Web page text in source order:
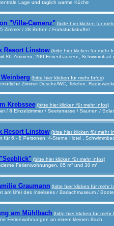
Lage und täglich warme Küche
"Villa-Camenz" (bitte hier klicken für
Zimmer / 28 Betten / Frühstücksbuffet
Resort Linstow (bitte hier klicken für mehr
86 Zimmern, 200 Ferienhäusern, Schwimmbad
Weinberg (bitte hier klicken für mehr Infos)
Zimmer Dusche/WC, Telefon,
Krebssee (bitte hier klicken für mehr Infos)
/ 8 Einzelzimmer / Seeterrasse / Saunen /
Resort Linstow (bitte hier klicken für mehr
für 6 - 8 Personen 4-Sterne Hotel ,
(bitte hier klicken für mehr Infos)
Ferienwohnungen, 85 m² und 30 m²
Graumann (bitte hier klicken für mehr
am Ufer des Inselsees / Barlachmuseum /
am Mühlbach (bitte hier klicken für mehr
Ferienwohnungen an einem kleinen Bach